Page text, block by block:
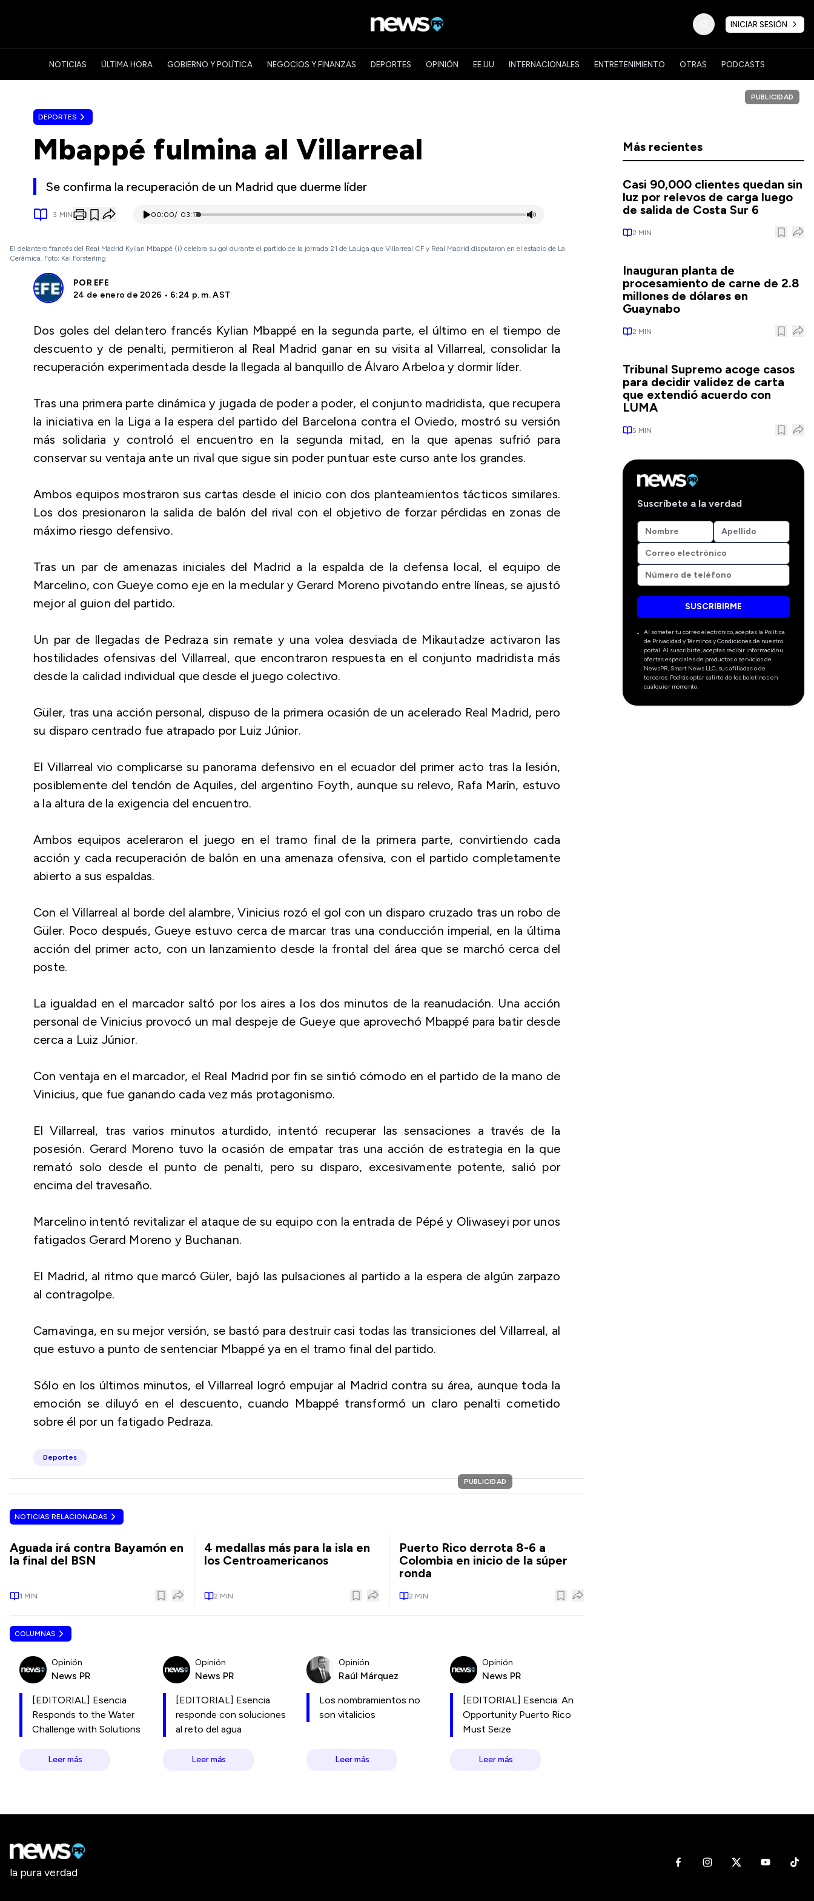
INICIAR SESIÓN
NOTICIAS ÚLTIMA HORA GOBIERNO Y POLÍTICA NEGOCIOS Y FINANZAS DEPORTES OPINIÓN EE.UU INTERNACIONALES ENTRETENIMIENTO OTRAS PODCASTS
DEPORTES
Mbappé fulmina al Villarreal
Se confirma la recuperación de un Madrid que duerme líder
3 MIN 00:00/ 03:17
El delantero francés del Real Madrid Kylian Mbappé (i) celebra su gol durante el partido de la jornada 21 de LaLiga que Villarreal CF y Real Madrid disputaron en el estadio de La
Cerámica. Foto: Kai Forsterling
POR EFE
24 de enero de 2026 • 6:24 p. m. AST
Dos goles del delantero francés Kylian Mbappé en la segunda parte, el último en el tiempo de
descuento y de penalti, permitieron al Real Madrid ganar en su visita al Villarreal, consolidar la
recuperación experimentada desde la llegada al banquillo de Álvaro Arbeloa y dormir líder.
Tras una primera parte dinámica y jugada de poder a poder, el conjunto madridista, que recupera
la iniciativa en la Liga a la espera del partido del Barcelona contra el Oviedo, mostró su versión
más solidaria y controló el encuentro en la segunda mitad, en la que apenas sufrió para
conservar su ventaja ante un rival que sigue sin poder puntuar este curso ante los grandes.
Ambos equipos mostraron sus cartas desde el inicio con dos planteamientos tácticos similares.
Los dos presionaron la salida de balón del rival con el objetivo de forzar pérdidas en zonas de
máximo riesgo defensivo.
Tras un par de amenazas iniciales del Madrid a la espalda de la defensa local, el equipo de
Marcelino, con Gueye como eje en la medular y Gerard Moreno pivotando entre líneas, se ajustó
mejor al guion del partido.
Un par de llegadas de Pedraza sin remate y una volea desviada de Mikautadze activaron las
hostilidades ofensivas del Villarreal, que encontraron respuesta en el conjunto madridista más
desde la calidad individual que desde el juego colectivo.
Güler, tras una acción personal, dispuso de la primera ocasión de un acelerado Real Madrid, pero
su disparo centrado fue atrapado por Luiz Júnior.
El Villarreal vio complicarse su panorama defensivo en el ecuador del primer acto tras la lesión,
posiblemente del tendón de Aquiles, del argentino Foyth, aunque su relevo, Rafa Marín, estuvo
a la altura de la exigencia del encuentro.
Ambos equipos aceleraron el juego en el tramo final de la primera parte, convirtiendo cada
acción y cada recuperación de balón en una amenaza ofensiva, con el partido completamente
abierto a sus espaldas.
Con el Villarreal al borde del alambre, Vinicius rozó el gol con un disparo cruzado tras un robo de
Güler. Poco después, Gueye estuvo cerca de marcar tras una conducción imperial, en la última
acción del primer acto, con un lanzamiento desde la frontal del área que se marchó cerca del
poste.
La igualdad en el marcador saltó por los aires a los dos minutos de la reanudación. Una acción
personal de Vinicius provocó un mal despeje de Gueye que aprovechó Mbappé para batir desde
cerca a Luiz Júnior.
Con ventaja en el marcador, el Real Madrid por fin se sintió cómodo en el partido de la mano de
Vinicius, que fue ganando cada vez más protagonismo.
El Villarreal, tras varios minutos aturdido, intentó recuperar las sensaciones a través de la
posesión. Gerard Moreno tuvo la ocasión de empatar tras una acción de estrategia en la que
remató solo desde el punto de penalti, pero su disparo, excesivamente potente, salió por
encima del travesaño.
Marcelino intentó revitalizar el ataque de su equipo con la entrada de Pépé y Oliwaseyi por unos
fatigados Gerard Moreno y Buchanan.
El Madrid, al ritmo que marcó Güler, bajó las pulsaciones al partido a la espera de algún zarpazo
al contragolpe.
Camavinga, en su mejor versión, se bastó para destruir casi todas las transiciones del Villarreal, al
que estuvo a punto de sentenciar Mbappé ya en el tramo final del partido.
Sólo en los últimos minutos, el Villarreal logró empujar al Madrid contra su área, aunque toda la
emoción se diluyó en el descuento, cuando Mbappé transformó un claro penalti cometido
sobre él por un fatigado Pedraza.
Deportes
PUBLICIDAD
NOTICIAS RELACIONADAS
Aguada irá contra Bayamón en
la final del BSN
1 MIN
4 medallas más para la isla en
los Centroamericanos
2 MIN
Puerto Rico derrota 8-6 a
Colombia en inicio de la súper
ronda
2 MIN
COLUMNAS
Opinión
News PR
[EDITORIAL] Esencia
Responds to the Water
Challenge with Solutions
Leer más
Opinión
News PR
[EDITORIAL] Esencia
responde con soluciones
al reto del agua
Leer más
Opinión
Raúl Márquez
Los nombramientos no
son vitalicios
Leer más
Opinión
News PR
[EDITORIAL] Esencia: An
Opportunity Puerto Rico
Must Seize
Leer más
PUBLICIDAD
Más recientes
Casi 90,000 clientes quedan sin
luz por relevos de carga luego
de salida de Costa Sur 6
2 MIN
Inauguran planta de
procesamiento de carne de 2.8
millones de dólares en
Guaynabo
2 MIN
Tribunal Supremo acoge casos
para decidir validez de carta
que extendió acuerdo con
LUMA
5 MIN
Suscríbete a la verdad
SUSCRIBIRME
Al someter tu correo electrónico, aceptas la Política
de Privacidad y Términos y Condiciones de nuestro
portal. Al suscribirte, aceptas recibir información u
ofertas especiales de productos o servicios de
NewsPR, Smart News LLC, sus afiliadas o de
terceros. Podrás optar salirte de los boletines en
cualquier momento.
la pura verdad